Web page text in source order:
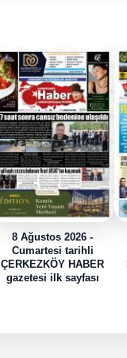
8 Ağustos 2026 -
Cumartesi tarihli
ÇERKEZKÖY HABER
gazetesi ilk sayfası